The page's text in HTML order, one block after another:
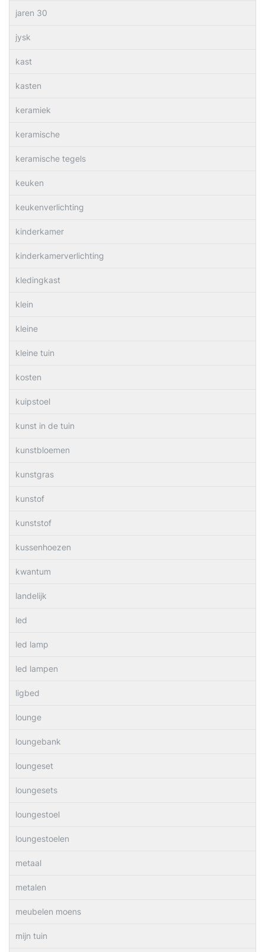
jaren 30
jysk
kast
kasten
keramiek
keramische
keramische tegels
keuken
keukenverlichting
kinderkamer
kinderkamerverlichting
kledingkast
klein
kleine
kleine tuin
kosten
kuipstoel
kunst in de tuin
kunstbloemen
kunstgras
kunstof
kunststof
kussenhoezen
kwantum
landelijk
led
led lamp
led lampen
ligbed
lounge
loungebank
loungeset
loungesets
loungestoel
loungestoelen
metaal
metalen
meubelen moens
mijn tuin